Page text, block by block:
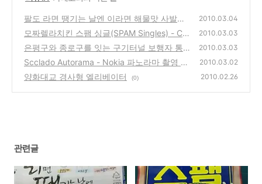
팔도 라면 땡기는 날엔 이라면 해물맛 사발면
편의점에서 구입 시식기
(0)
2010.03.04
모짜렐라치킨 스팸 싱글(SPAM Singles) - CJ
제일제당 제품 구입 시식기
(0)
2010.03.03
은평구와 종로구를 잇는 구기터널 보행자 통로
공사 완료
(0)
2010.03.03
Scclado Autorama - Nokia 파노라마 촬영 프
로그램
(0)
2010.03.02
양화대교 경사형 엘리베이터 (0) 2010.02.26
관련글